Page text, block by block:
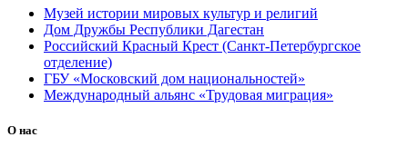
Музей истории мировых культур и религий
Дом Дружбы Республики Дагестан
Российский Красный Крест (Санкт-Петербургское
отделение)
ГБУ «Московский дом национальностей»
Международный альянс «Трудовая миграция»
О нас